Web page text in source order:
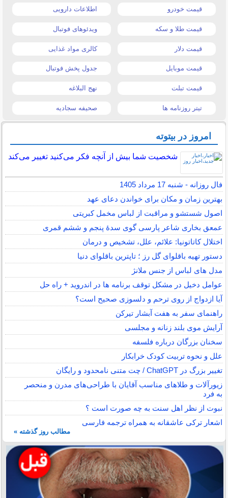
قیمت خودرو اطلاعات دارویی
قیمت طلا و سکه ویدئوهای فوتبال
قیمت دلار کالری مواد غذایی
قیمت موبایل جدول پخش فوتبال
قیمت تبلت نهج البلاغه
تیتر روزنامه ها صحیفه سجادیه
امروز در بیتوته
شخصیت شما بیش از آنچه فکر می‌کنید تغییر می‌کند
فال روزانه - شنبه 17 مرداد 1405
بهترین زمان و مکان برای خواندن دعای عهد
اصول شستشو و مراقبت از لباس مخمل کبریتی
عمعق بخاری شاعر پارسی گوی سدهٔ پنجم و ششم قمری
اختلال کاتاتونیا: علائم، علل، تشخیص و درمان
دستور تهیه باقلوای گل رز ؛ تاپترین باقلوای دنیا
مدل های لباس از جنس ملانژ
عوامل دخیل در مشکل توقف برنامه ها در اندروید + راه حل
آیا ازدواج از روی ترحم و دلسوزی صحیح است؟
راهنمای سفر به هفت آبشار تیرکن
آرایش موی بلند زنانه و مجلسی
سخنان بزرگان درباره فلسفه
علل و نحوه تربیت کودک خرابکار
تغییر بزرگ در ChatGPT / چت متنی نامحدود و رایگان
زیورآلات و طلاهای مناسب آقایان با طراحی‌های مدرن و منحصر
به فرد
نبوت از نظر اهل سنت به چه صورت است ؟
اشعار ترکی عاشقانه به همراه ترجمه فارسی
مطالب روز گذشته »